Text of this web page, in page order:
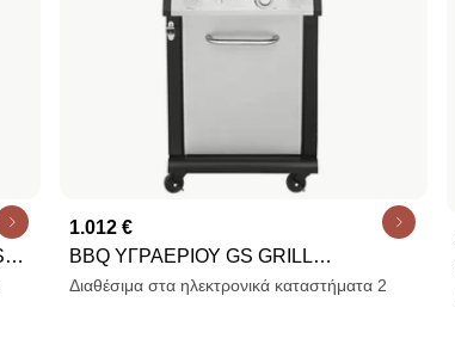
1.012 €
BBQ ΥΓΡΑΕΡΙΟΥ GS GRILL
SUPERIOR 3+1 ΙΝΟΧ - 14kW
Διαθέσιμα στα ηλεκτρονικά καταστήματα 2